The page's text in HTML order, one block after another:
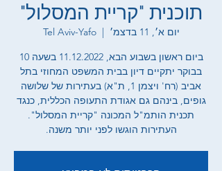
תוכנית "קריית המסלול"
יום א׳, 11 בדצמ׳
  |
Tel Aviv-Yafo
ביום ראשון בשבוע הבא, 11.12.2022 בשעה 10
בבוקר יתקיים דיון בבית המשפט המחוזי בתל
אביב (רח' ויצמן 1, ת"א) בעתירות של שלושה
גופים, בינהם גם אגודת התעופה הכללית, כנגד
תכנית הותמ"ל המכונה "קריית המסלול".
העתירות הוגשו לפני יותר משנה.